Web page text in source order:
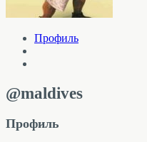
Профиль
@maldives
Профиль